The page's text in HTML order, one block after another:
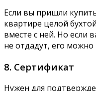
Если вы пришли
квартире целой
вместе с ней. Но если
не отдадут, его
8. Сертификат
Нужен для